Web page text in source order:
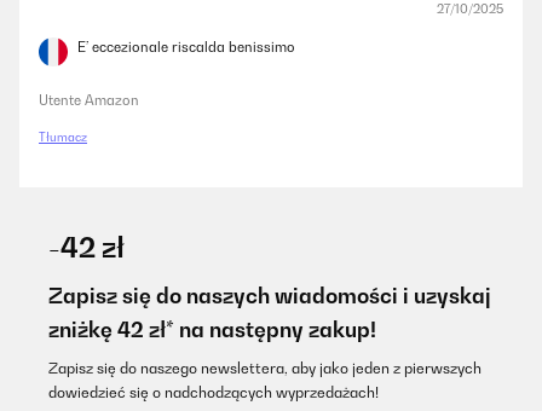
27/10/2025
E’ eccezionale riscalda benissimo
Utente Amazon
Tłumacz
-42 zł
Zapisz się do naszych wiadomości i uzyskaj
zniżkę 42 zł* na następny zakup!
Zapisz się do naszego newslettera, aby jako jeden z pierwszych
dowiedzieć się o nadchodzących wyprzedażach!